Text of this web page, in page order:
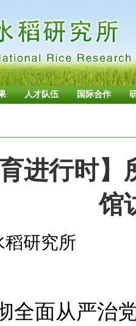
人才队伍 国际合作
育进行时
馆
稻研究所
全面从严治